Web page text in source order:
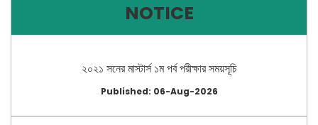
NOTICE
২০২১ সনের মাস্টার্স ১ম পর্ব পরীক্ষার সময়সূচি
Published: 06-Aug-2026